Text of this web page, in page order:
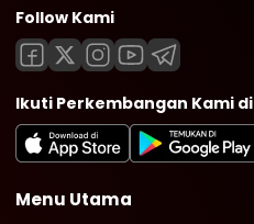
Follow Kami
Ikuti Perkembangan Kami di
Menu Utama